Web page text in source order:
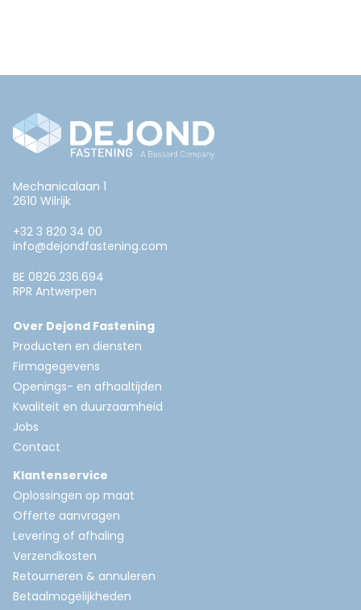
Mechanicalaan 1
2610 Wilrijk
+32 3 820 34 00
info@dejondfastening.com
BE 0826.236.694
RPR Antwerpen
Over Dejond Fastening
Producten en diensten
Firmagegevens
Openings- en afhaaltijden
Kwaliteit en duurzaamheid
Jobs
Contact
Klantenservice
Oplossingen op maat
Offerte aanvragen
Levering of afhaling
Verzendkosten
Retourneren & annuleren
Betaalmogelijkheden